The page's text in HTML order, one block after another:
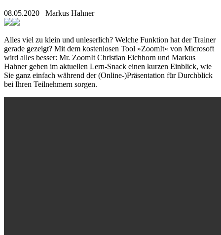
08.05.2020 Markus Hahner
Alles viel zu klein und unleserlich? Welche Funktion hat der Trainer
gerade gezeigt? Mit dem kostenlosen Tool »ZoomIt« von Microsoft
wird alles besser: Mr. ZoomIt Christian Eichhorn und Markus
Hahner geben im aktuellen Lern-Snack einen kurzen Einblick, wie
Sie ganz einfach während der (Online-)Präsentation für Durchblick
bei Ihren Teilnehmern sorgen.